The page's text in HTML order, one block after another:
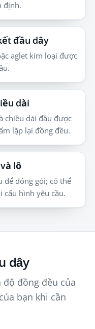
định.
đầu dây
aglet kim loại được
dài
chiều dài đầu được
lặp lại đồng đều.
lô
để đóng gói; có thể
cấu hình yêu cầu.
dây
độ đồng đều của
bạn khi cần